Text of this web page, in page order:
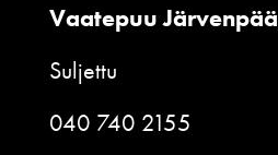
Vaatepuu Järvenpää
Suljettu
040 740 2155